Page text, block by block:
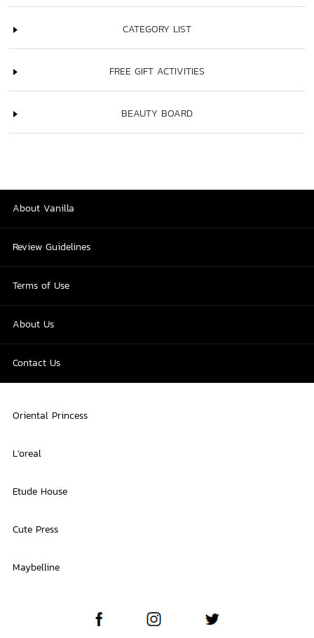
CATEGORY LIST
FREE GIFT ACTIVITIES
BEAUTY BOARD
About Vanilla
Review Guidelines
Terms of Use
About Us
Contact Us
Oriental Princess
L'oreal
Etude House
Cute Press
Maybelline